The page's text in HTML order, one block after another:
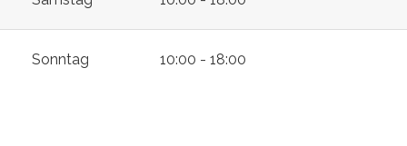
Sonntag 10:00 - 18:00